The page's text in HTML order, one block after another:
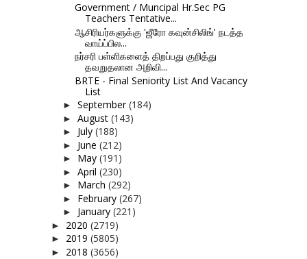
Government / Muncipal Hr.Sec PG
Teachers Tentative...
ஆசிரியர்களுக்கு 'ஜீரோ கவுன்சிலிங்' நடத்த
வாய்ப்பில...
நர்சரி பள்ளிகளைத் திறப்பது குறித்து
தவறுதலான அறிவி...
BRTE - Final Seniority List And Vacancy
List
► September(184)
► August (143)
► July (188)
► June (212)
► May (191)
► April (230)
► March (292)
► February (267)
► January (221)
► 2020 (2719)
► 2019 (5805)
► 2018 (3656)